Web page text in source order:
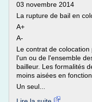
03 novembre 2014
La rupture de bail en
A+
A-
Le contrat de
l'un ou de l'ensemble
bailleur. Les formalités
moins aisées en
Un seul...